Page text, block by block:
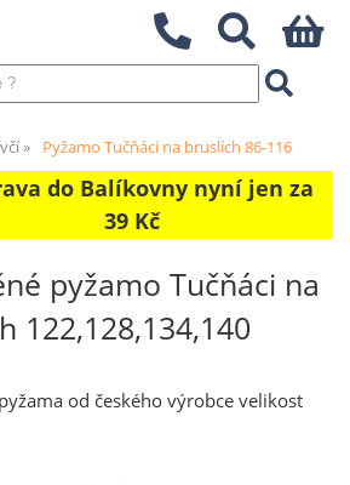
Pyžamo Tučňáci na bruslích 86-116
do Balíkovny nyní jen za
39 Kč
pyžamo Tučňáci na
122,128,134,140
od českého výrobce velikost